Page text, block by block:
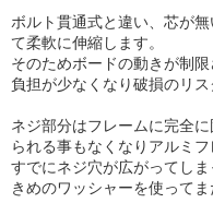
ボルト貫通式と違い、芯が
て柔軟に伸縮します。
そのためボードの動きが制
負担が少なくなり破損のリス
ネジ部分はフレームに完全
られる事もなくなりアルミ
すでにネジ穴が広がってし
きめのワッシャーを使って